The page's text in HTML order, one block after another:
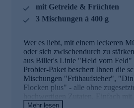
mit Getreide & Früchten
3 Mischungen à 400 g
Wer es liebt, mit einem leckeren
oder sich zwischendurch zu
aus Biller's Linie "Held vom Feld"
Probier-Paket beschert Ihnen die
Mischungen "Frühaufsteher",
Flocken plus" - alle ohne
hochwertigen Zutaten. Einfach mit
veganen Alternativen aufgießen
Mehr lesen